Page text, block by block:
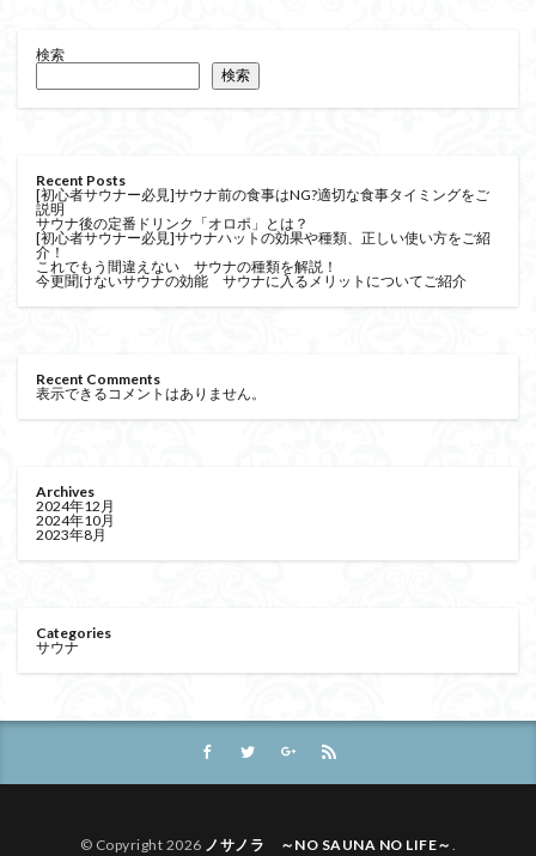
検索
検索
Recent Posts
[初心者サウナー必見]サウナ前の食事はNG?適切な食事タイミングをご
説明
サウナ後の定番ドリンク「オロポ」とは？
[初心者サウナー必見]サウナハットの効果や種類、正しい使い方をご紹
介！
これでもう間違えない サウナの種類を解説！
今更聞けないサウナの効能 サウナに入るメリットについてご紹介
Recent Comments
表示できるコメントはありません。
Archives
2024年12月
2024年10月
2023年8月
Categories
サウナ
© Copyright 2026 ノサノラ ～NO SAUNA NO LIFE～ .